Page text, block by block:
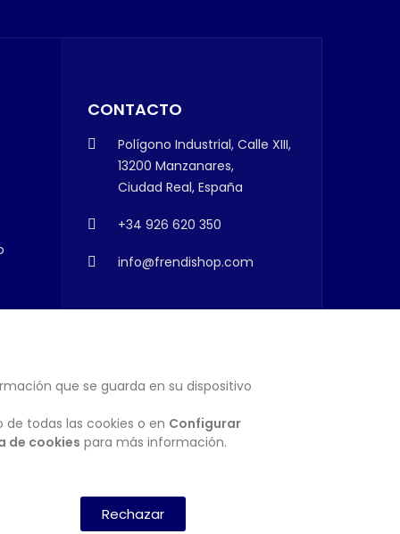
CONTACTO
Polígono Industrial, Calle XIII,
13200 Manzanares,
Ciudad Real, España
+34 926 620 350
info@frendishop.com
SUSCRIBIRSE
que se guarda en su dispositivo
todas las cookies o en Configurar
de cookies para más información.
Rechazar